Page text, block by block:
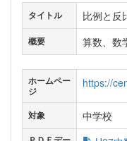
タイトル 比例と反
概要 算数、数
ホームペー
ジ
https://
対象 中学校